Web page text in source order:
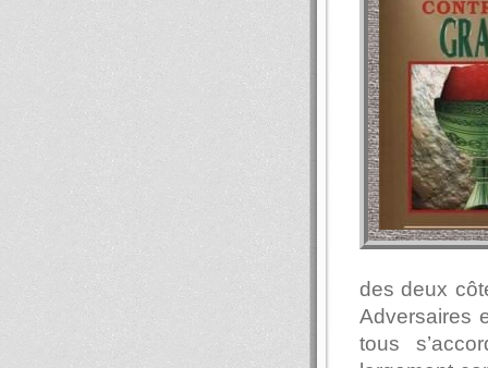
des deux
Adversaires
tous